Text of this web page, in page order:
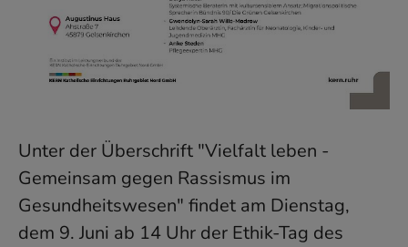
Unter der Überschrift "Vielfalt leben -
Gemeinsam gegen Rassismus im
Gesundheitswesen" findet am Dienstag,
dem 9. Juni ab 14 Uhr der Ethik-Tag des